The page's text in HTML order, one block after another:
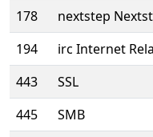
178
nextstep
194
irc Internet
443
SSL
445
SMB